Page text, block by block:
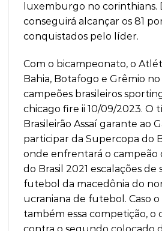
luxemburgo no corinthians.
conseguirá alcançar os 81
conquistados pelo líder.
Com o bicampeonato, o
Bahia, Botafogo e Grêmio
campeões brasileiros
chicago fire ii 10/09/2023. O
Brasileirão Assaí garante ao
participar da Supercopa do
onde enfrentará o campeão
do Brasil 2021 escalações de
futebol da macedônia do
ucraniana de futebol. Caso o
também essa competição, o